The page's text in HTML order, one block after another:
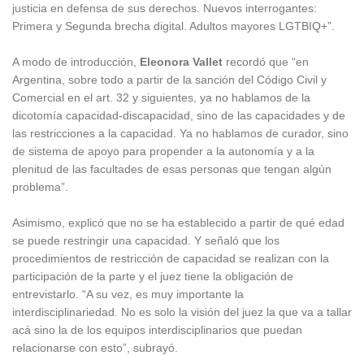
justicia en defensa de sus derechos. Nuevos interrogantes:
Primera y Segunda brecha digital. Adultos mayores LGTBIQ+”.
A modo de introducción, Eleonora Vallet recordó que “en
Argentina, sobre todo a partir de la sanción del Código Civil y
Comercial en el art. 32 y siguientes, ya no hablamos de la
dicotomía capacidad-discapacidad, sino de las capacidades y de
las restricciones a la capacidad. Ya no hablamos de curador, sino
de sistema de apoyo para propender a la autonomía y a la
plenitud de las facultades de esas personas que tengan algún
problema”.
Asimismo, explicó que no se ha establecido a partir de qué edad
se puede restringir una capacidad. Y señaló que los
procedimientos de restricción de capacidad se realizan con la
participación de la parte y el juez tiene la obligación de
entrevistarlo. “A su vez, es muy importante la
interdisciplinariedad. No es solo la visión del juez la que va a tallar
acá sino la de los equipos interdisciplinarios que puedan
relacionarse con esto”, subrayó.